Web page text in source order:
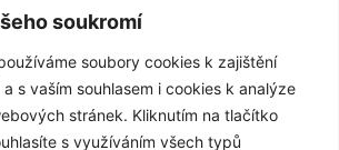
soukromí
soubory cookies k zajištění
s vaším souhlasem i cookies k analýze
stránek. Kliknutím na tlačítko
s využíváním všech typů
s r. o.
Praha 5